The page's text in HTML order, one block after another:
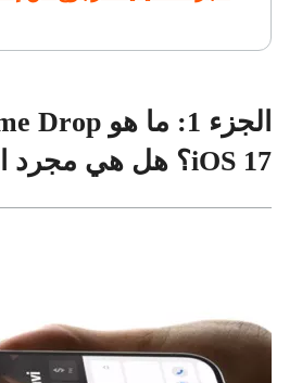
iOS 17؟ هل هي مجرد اهتزاز؟